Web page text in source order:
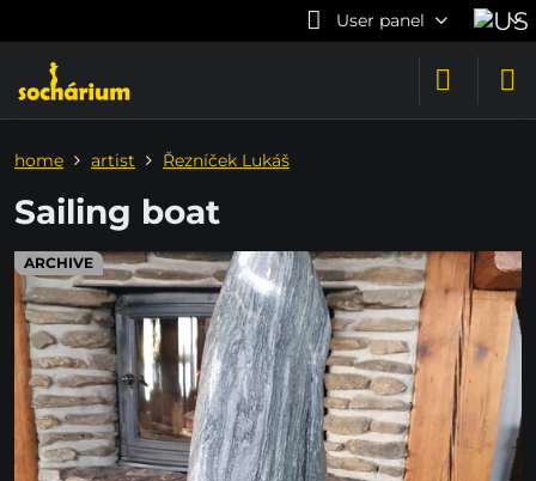
User panel
ARCHIVE
home artist Řezníček Lukáš
Sailing boat